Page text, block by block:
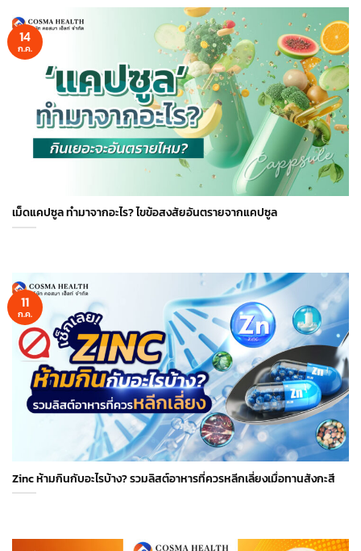
เม็ดแคปซูล ทำมาจากอะไร? ไขข้อสงสัยอันตรายจากแคปซูล
14
ก.ค.
Zinc ห้ามกินกับอะไรบ้าง? รวมลิสต์อาหารที่ควรหลีกเลี่ยงเมื่อทานสังกะสี
11
ก.ค.